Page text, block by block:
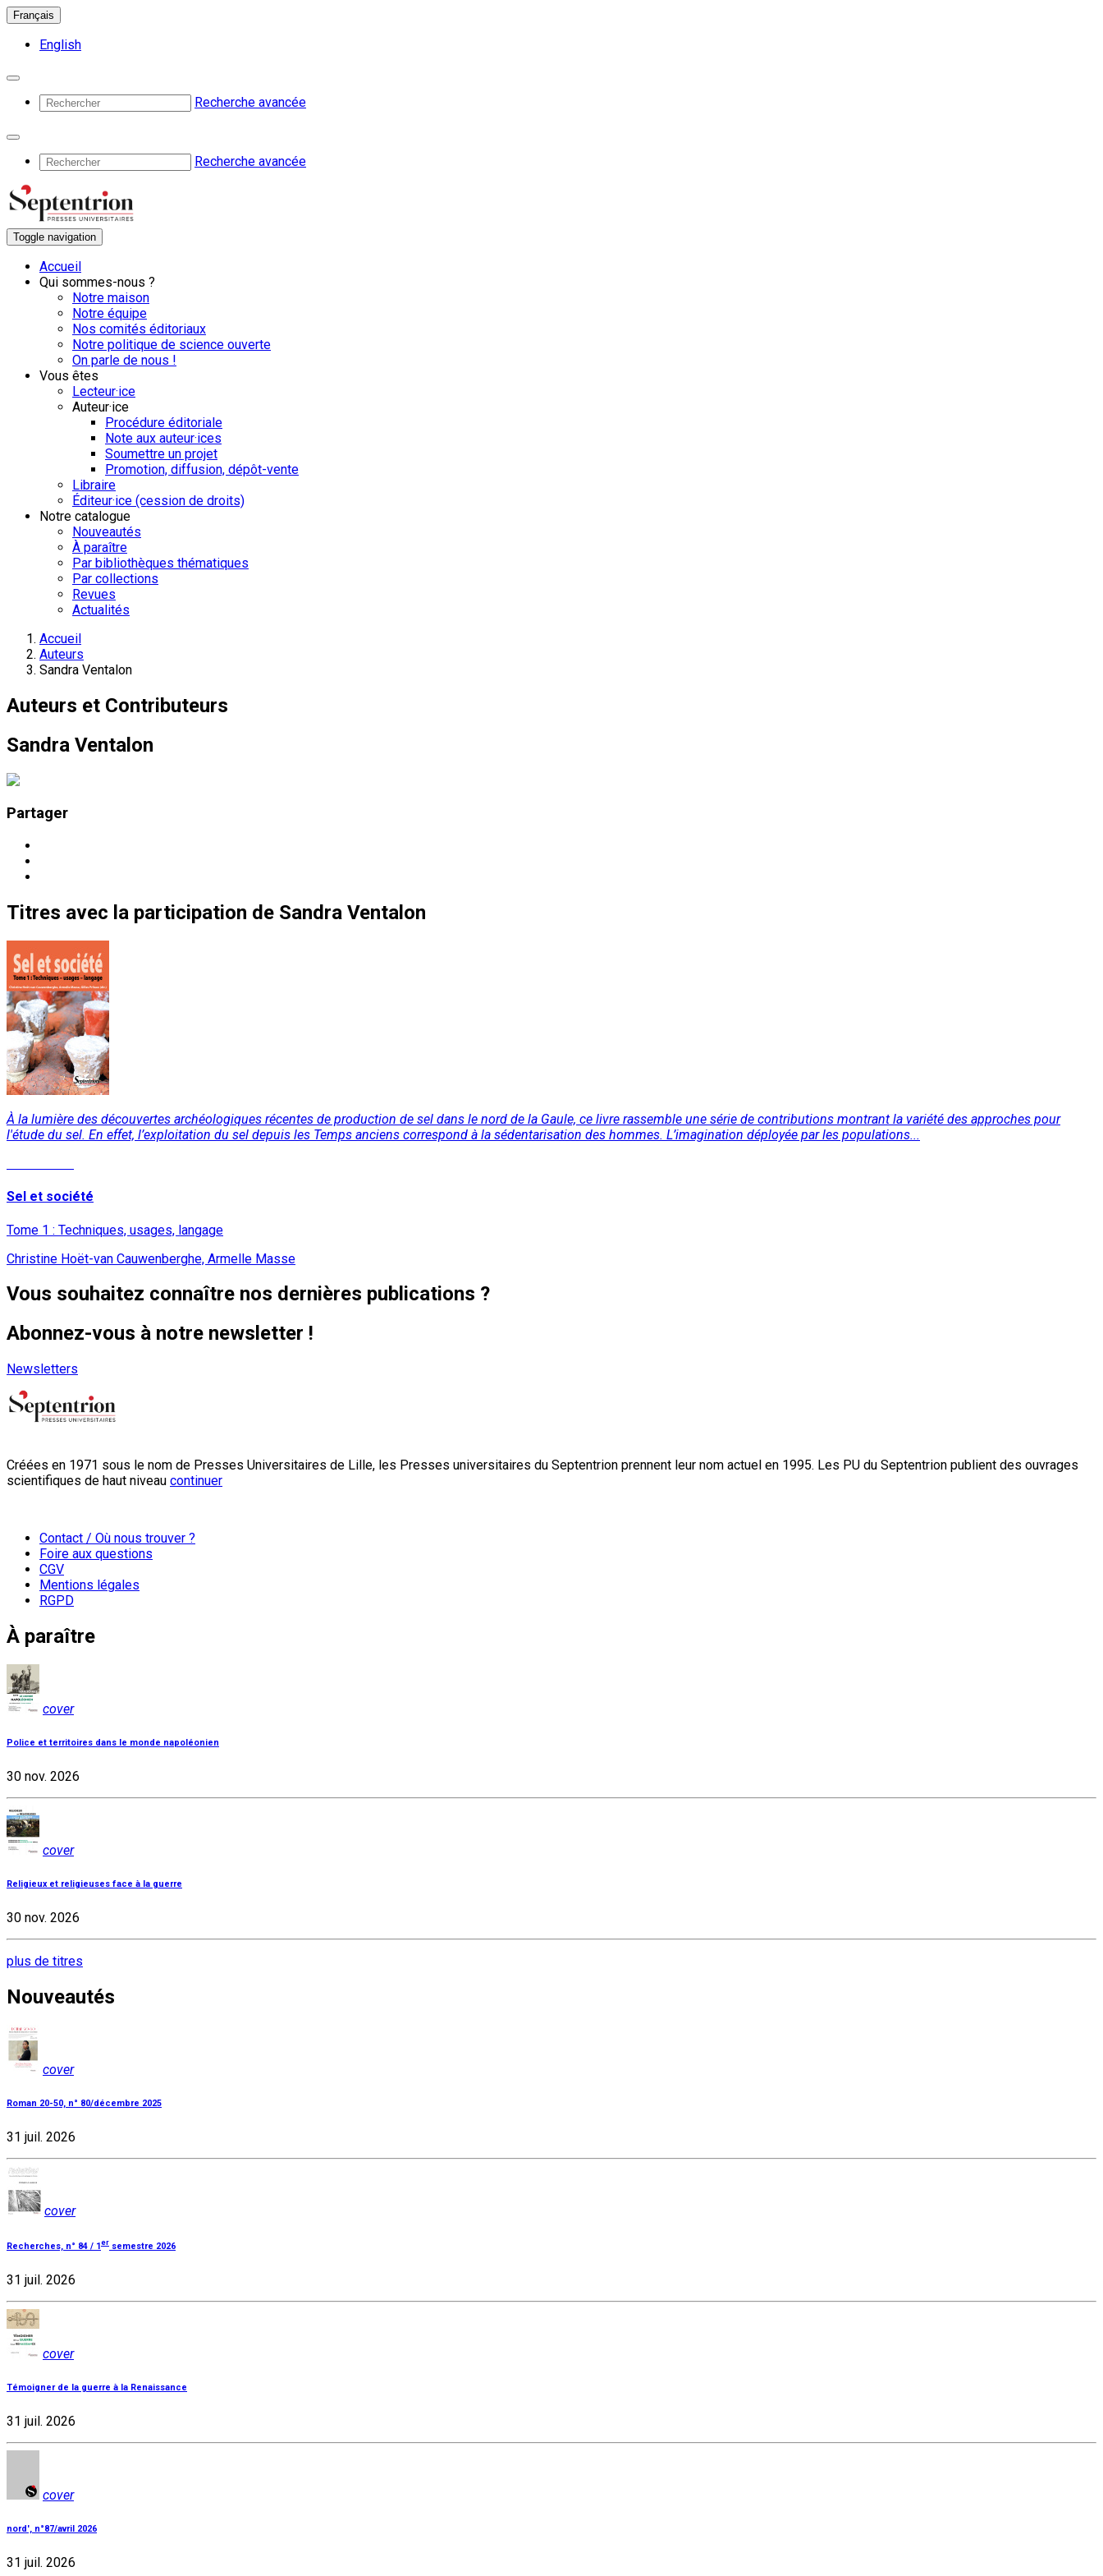
Français
English
Recherche avancée
Recherche avancée
Toggle navigation
Accueil
Qui sommes-nous ?
Notre maison
Notre équipe
Nos comités éditoriaux
Notre politique de science ouverte
On parle de nous !
Vous êtes
Lecteur·ice
Auteur·ice
Procédure éditoriale
Note aux auteur·ices
Soumettre un projet
Promotion, diffusion, dépôt-vente
Libraire
Éditeur·ice (cession de droits)
Notre catalogue
Nouveautés
À paraître
Par bibliothèques thématiques
Par collections
Revues
Actualités
Accueil
Auteurs
Sandra Ventalon
Auteurs et Contributeurs
Sandra Ventalon
Partager
Titres avec la participation de Sandra Ventalon
À la lumière des découvertes archéologiques récentes de production de sel dans le nord de la Gaule, ce livre rassemble une série de contributions montrant la variété des approches pour
l'étude du sel. En effet, l’exploitation du sel depuis les Temps anciens correspond à la sédentarisation des hommes. L’imagination déployée par les populations...
Sel et société
Tome 1 : Techniques, usages, langage
Christine Hoët-van Cauwenberghe, Armelle Masse
Vous souhaitez connaître nos dernières publications ?
Abonnez-vous à notre newsletter !
Newsletters
Créées en 1971 sous le nom de Presses Universitaires de Lille, les Presses universitaires du Septentrion prennent leur nom actuel en 1995. Les PU du Septentrion publient des ouvrages
scientifiques de haut niveau continuer
Contact / Où nous trouver ?
Foire aux questions
CGV
Mentions légales
RGPD
À paraître
cover
Police et territoires dans le monde napoléonien
30 nov. 2026
cover
Religieux et religieuses face à la guerre
30 nov. 2026
plus de titres
Nouveautés
cover
Roman 20-50, n° 80/décembre 2025
31 juil. 2026
cover
Recherches, n° 84 / 1 er semestre 2026
31 juil. 2026
cover
Témoigner de la guerre à la Renaissance
31 juil. 2026
cover
nord', n°87/avril 2026
31 juil. 2026